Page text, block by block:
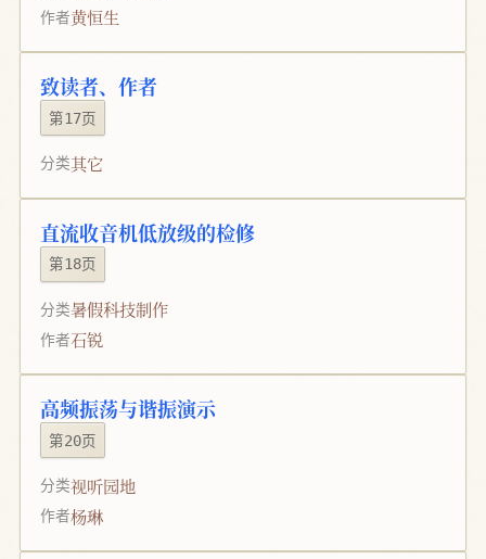
作者黄恒生
致读者、作者
第17页
分类其它
直流收音机低放级的检修
第18页
分类暑假科技制作
作者石锐
高频振荡与谐振演示
第20页
分类视听园地
作者杨琳